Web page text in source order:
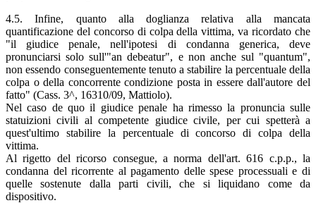
4.5. Infine, quanto alla doglianza relativa alla mancata
quantificazione del concorso di colpa della vittima, va ricordato che
"il giudice penale, nell'ipotesi di condanna generica, deve
pronunciarsi solo sull'"an debeatur", e non anche sul "quantum",
non essendo conseguentemente tenuto a stabilire la percentuale della
colpa o della concorrente condizione posta in essere dall'autore del
fatto" (Cass. 3^, 16310/09, Mattiolo).
Nel caso de quo il giudice penale ha rimesso la pronuncia sulle
statuizioni civili al competente giudice civile, per cui spetterà a
quest'ultimo stabilire la percentuale di concorso di colpa della
vittima.
Al rigetto del ricorso consegue, a norma dell'art. 616 c.p.p., la
condanna del ricorrente al pagamento delle spese processuali e di
quelle sostenute dalla parti civili, che si liquidano come da
dispositivo.